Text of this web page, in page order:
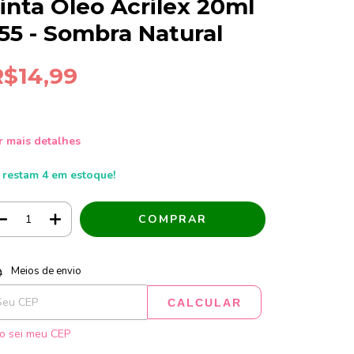
Óleo Acrilex 20ml
- Sombra Natural
mais detalhes
restam 4em estoque!
para o CEP:
Meios de envio
CALCULAR
sei meu CEP